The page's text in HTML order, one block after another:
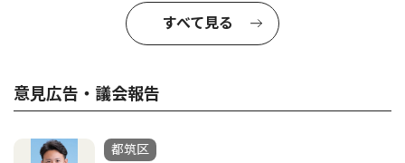
すべて見る
意見広告・議会報告
都筑区